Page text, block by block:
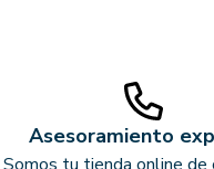
Asesoramiento